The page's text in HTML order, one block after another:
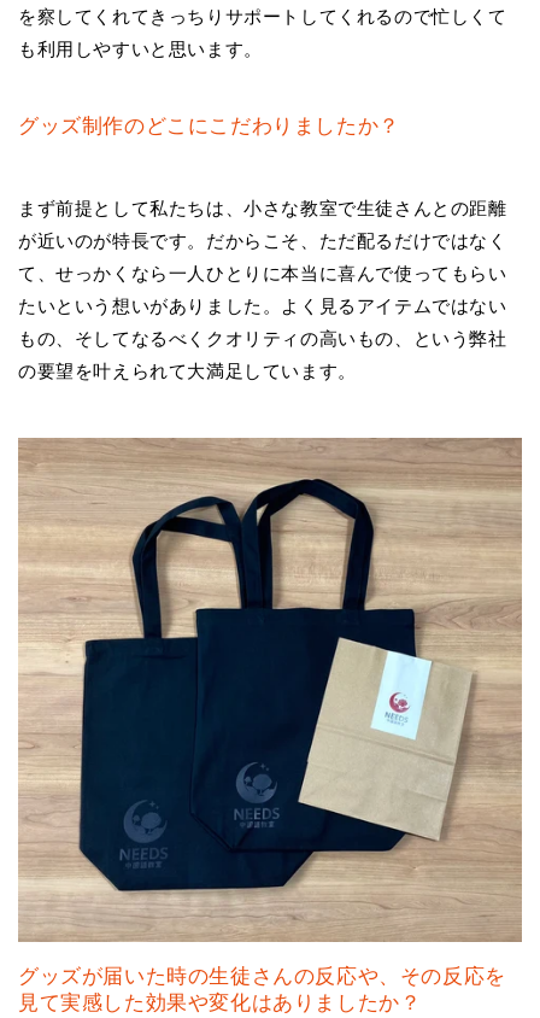
を察してくれてきっちりサポートしてくれるので忙しくて
も利用しやすいと思います。
グッズ制作のどこにこだわりましたか？
まず前提として私たちは、小さな教室で生徒さんとの距離
が近いのが特長です。だからこそ、ただ配るだけではなく
て、せっかくなら一人ひとりに本当に喜んで使ってもらい
たいという想いがありました。よく見るアイテムではない
もの、そしてなるべくクオリティの高いもの、という弊社
の要望を叶えられて大満足しています。
グッズが届いた時の生徒さんの反応や、その反応を
見て実感した効果や変化はありましたか？